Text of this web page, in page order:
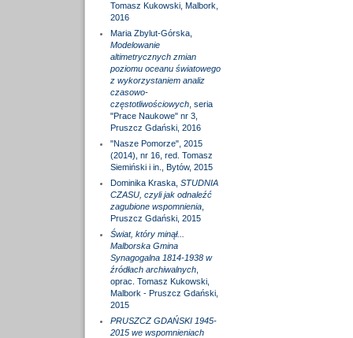
Tomasz Kukowski, Malbork,
2016
Maria Zbylut-Górska,
Modelowanie
altimetrycznych zmian
poziomu oceanu światowego
z wykorzystaniem analiz
czasowo-
częstotliwościowych, seria
"Prace Naukowe" nr 3,
Pruszcz Gdański, 2016
"Nasze Pomorze", 2015
(2014), nr 16, red. Tomasz
Siemiński i in., Bytów, 2015
Dominika Kraska, STUDNIA
CZASU, czyli jak odnaleźć
zagubione wspomnienia,
Pruszcz Gdański, 2015
Świat, który minął...
Malborska Gmina
Synagogalna 1814-1938 w
źródłach archiwalnych,
oprac. Tomasz Kukowski,
Malbork - Pruszcz Gdański,
2015
PRUSZCZ GDAŃSKI 1945-
2015 we wspomnieniach